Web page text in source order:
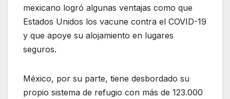
mexicano logró algunas ventajas como que
Estados Unidos los vacune contra el COVID-19
y que apoye su alojamiento en lugares
seguros.
México, por su parte, tiene desbordado su
propio sistema de refugio con más de 123.000